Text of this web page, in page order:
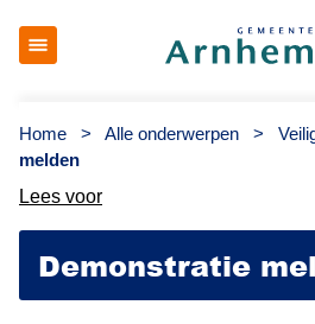
Home > Alle onderwerpen >
melden
Lees voor
Demonstratie